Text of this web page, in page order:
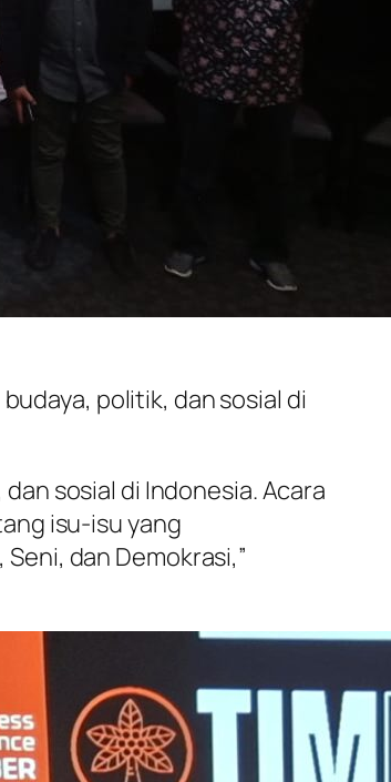
politik, dan sosial di
sosial di Indonesia. Acara
isu-isu yang
dan Demokrasi,”